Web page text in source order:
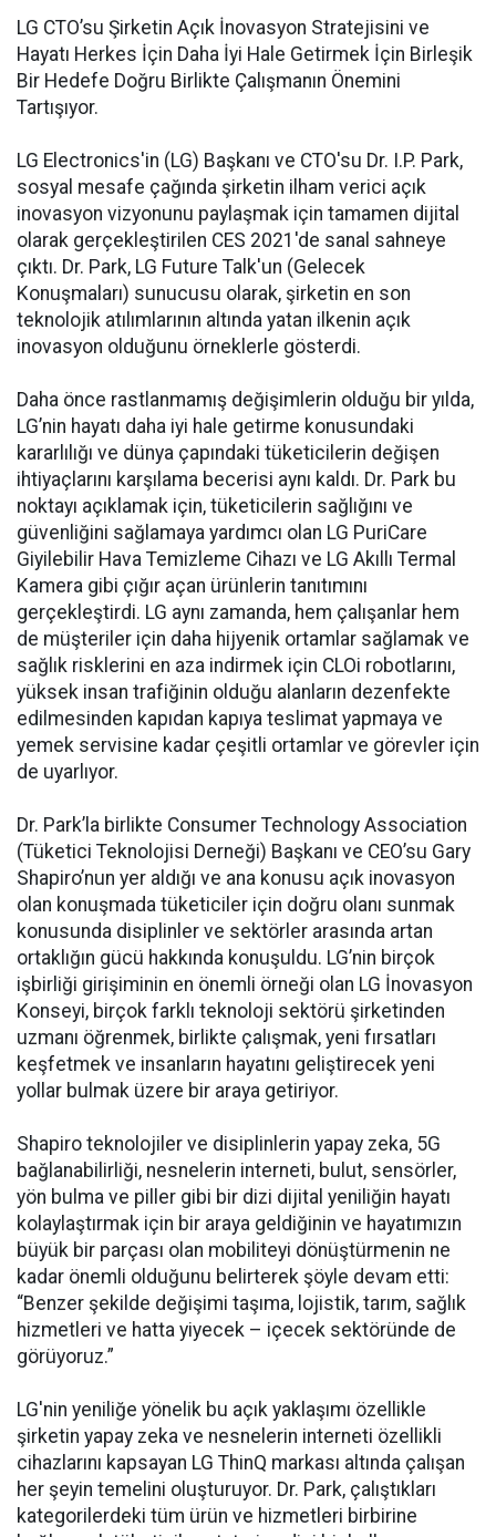
LG CTO’su Şirketin Açık İnovasyon Stratejisini ve
Hayatı Herkes İçin Daha İyi Hale Getirmek İçin Birleşik
Bir Hedefe Doğru Birlikte Çalışmanın Önemini
Tartışıyor.
LG Electronics'in (LG) Başkanı ve CTO'su Dr. I.P. Park,
sosyal mesafe çağında şirketin ilham verici açık
inovasyon vizyonunu paylaşmak için tamamen dijital
olarak gerçekleştirilen CES 2021'de sanal sahneye
çıktı. Dr. Park, LG Future Talk'un (Gelecek
Konuşmaları) sunucusu olarak, şirketin en son
teknolojik atılımlarının altında yatan ilkenin açık
inovasyon olduğunu örneklerle gösterdi.
Daha önce rastlanmamış değişimlerin olduğu bir yılda,
LG’nin hayatı daha iyi hale getirme konusundaki
kararlılığı ve dünya çapındaki tüketicilerin değişen
ihtiyaçlarını karşılama becerisi aynı kaldı. Dr. Park bu
noktayı açıklamak için, tüketicilerin sağlığını ve
güvenliğini sağlamaya yardımcı olan LG PuriCare
Giyilebilir Hava Temizleme Cihazı ve LG Akıllı Termal
Kamera gibi çığır açan ürünlerin tanıtımını
gerçekleştirdi. LG aynı zamanda, hem çalışanlar hem
de müşteriler için daha hijyenik ortamlar sağlamak ve
sağlık risklerini en aza indirmek için CLOi robotlarını,
yüksek insan trafiğinin olduğu alanların dezenfekte
edilmesinden kapıdan kapıya teslimat yapmaya ve
yemek servisine kadar çeşitli ortamlar ve görevler için
de uyarlıyor.
Dr. Park’la birlikte Consumer Technology Association
(Tüketici Teknolojisi Derneği) Başkanı ve CEO’su Gary
Shapiro’nun yer aldığı ve ana konusu açık inovasyon
olan konuşmada tüketiciler için doğru olanı sunmak
konusunda disiplinler ve sektörler arasında artan
ortaklığın gücü hakkında konuşuldu. LG’nin birçok
işbirliği girişiminin en önemli örneği olan LG İnovasyon
Konseyi, birçok farklı teknoloji sektörü şirketinden
uzmanı öğrenmek, birlikte çalışmak, yeni fırsatları
keşfetmek ve insanların hayatını geliştirecek yeni
yollar bulmak üzere bir araya getiriyor.
Shapiro teknolojiler ve disiplinlerin yapay zeka, 5G
bağlanabilirliği, nesnelerin interneti, bulut, sensörler,
yön bulma ve piller gibi bir dizi dijital yeniliğin hayatı
kolaylaştırmak için bir araya geldiğinin ve hayatımızın
büyük bir parçası olan mobiliteyi dönüştürmenin ne
kadar önemli olduğunu belirterek şöyle devam etti:
“Benzer şekilde değişimi taşıma, lojistik, tarım, sağlık
hizmetleri ve hatta yiyecek – içecek sektöründe de
görüyoruz.”
LG'nin yeniliğe yönelik bu açık yaklaşımı özellikle
şirketin yapay zeka ve nesnelerin interneti özellikli
cihazlarını kapsayan LG ThinQ markası altında çalışan
her şeyin temelini oluşturuyor. Dr. Park, çalıştıkları
kategorilerdeki tüm ürün ve hizmetleri birbirine